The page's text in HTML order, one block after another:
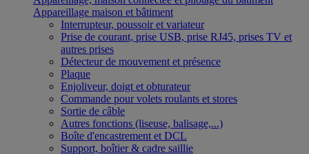
Appareillage maison et bâtiment
Interrupteur, poussoir et variateur
Prise de courant, prise USB, prise RJ45, prises TV et
autres prises
Détecteur de mouvement et présence
Plaque
Enjoliveur, doigt et obturateur
Commande pour volets roulants et stores
Sortie de câble
Autres fonctions (liseuse, balisage,...)
Boîte d'encastrement et DCL
Support, boîtier & cadre saillie